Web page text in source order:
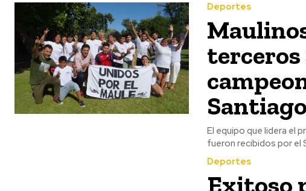
Deportes
terceros
Santiago
El equipo que lidera el
fueron recibidos por el
Deportes
Exitoso